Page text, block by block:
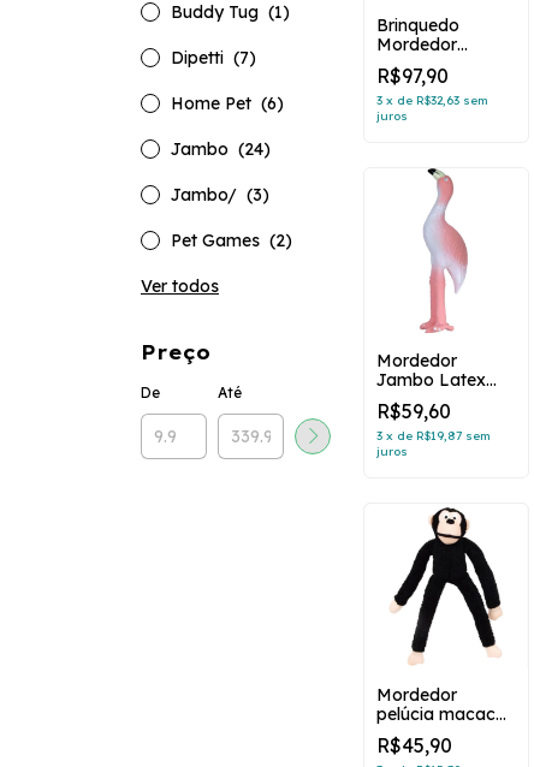
Buddy Tug (1)
Dipetti (7)
Home Pet (6)
Jambo (24)
Jambo/ (3)
Pet Games (2)
Ver todos
Preço
De Até
Brinquedo
Mordedor
Pelúcia Big Smile
Monkey
R$97,90
3 x de R$32,63 sem
juros
Mordedor
Jambo Latex
Top Flamingo
Rosa
R$59,60
3 x de R$19,87 sem
juros
Mordedor
pelúcia macaco
grande kevel
R$45,90